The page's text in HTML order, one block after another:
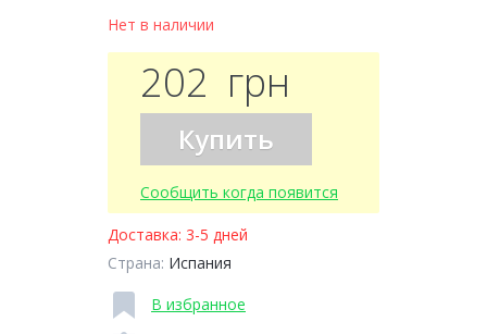
Нет в наличии
202 грн
Купить
Сообщить когда появится
Доставка: 3-5 дней
Страна: Испания
В избранное